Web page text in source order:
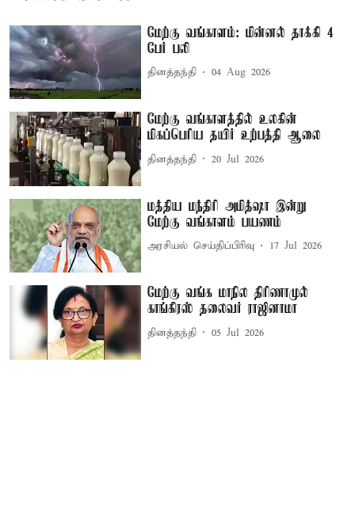
மேற்கு வங்காளம்: மின்னல் தாக்கி 4
பேர் பலி
தினத்தந்தி 04 Aug 2026
மேற்கு வங்காளத்தில் உலகின்
மிகப்பெரிய தயிர் உற்பத்தி ஆலை
தினத்தந்தி 20 Jul 2026
மத்திய மந்திரி அமித்ஷா இன்று
மேற்கு வங்காளம் பயணம்
அரசியல் செய்திப்பிரிவு 17 Jul 2026
மேற்கு வங்க மாநில திரிணாமுல்
காங்கிரஸ் தலைவர் ராஜினாமா
தினத்தந்தி 05 Jul 2026